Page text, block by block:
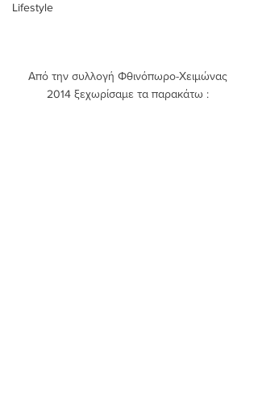
Lifestyle
Από την συλλογή Φθινόπωρο-Χειμώνας
2014 ξεχωρίσαμε τα παρακάτω :